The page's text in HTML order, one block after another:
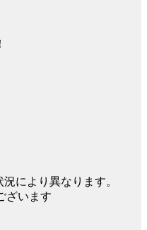
により異なります。
ざいます